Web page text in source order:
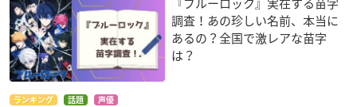
調査！あの珍しい名前、本当に
あるの？全国で激レアな苗字
は？
ランキング 話題 声優